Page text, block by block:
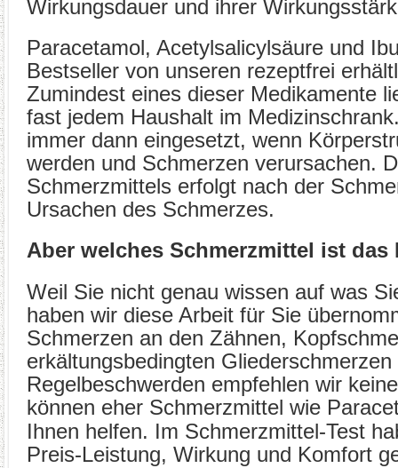
Wirkungsdauer und ihrer
Paracetamol, Acetylsalicylsäure und
Bestseller von unseren rezeptfrei
Zumindest eines dieser Medikamente
fast jedem Haushalt im
immer dann eingesetzt, wenn
werden und Schmerzen verursachen.
Schmerzmittels erfolgt nach der
Ursachen des Schmerzes.
Aber welches Schmerzmittel ist das
Weil Sie nicht genau wissen auf was
haben wir diese Arbeit für Sie
Schmerzen an den Zähnen,
erkältungsbedingten Gliederschmerzen
Regelbeschwerden empfehlen wir
können eher Schmerzmittel wie
Ihnen helfen. Im Schmerzmittel-Test
Preis-Leistung, Wirkung und Komfort